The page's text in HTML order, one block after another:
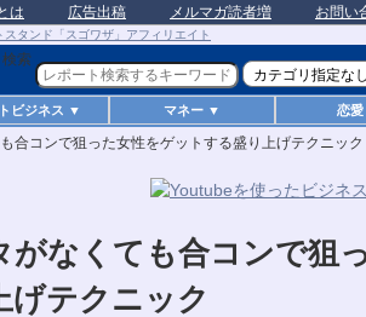
は 広告出稿 メルマガ読者増 お問い
ビジネス ▼ マネー ▼ 恋
合コンで狙った女性をゲットする盛り上げテクニック
がなくても合コンで狙
げテクニック